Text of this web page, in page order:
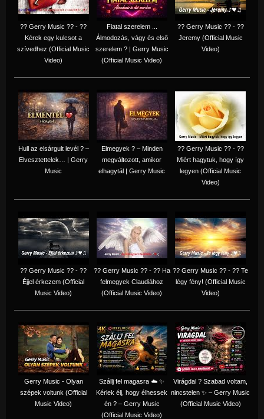
?? Gerry Music ?? - ??
Kérek egy kulcsot a
szívedhez (Official Music
Video)
Fiatal szerelem ...
Álmodozás, vágy és első
szerelem ? | Gerry Music
(Official Music Video)
?? Gerry Music ?? - ??
Jeremy (Official Music
Video)
Hull az elsárgult levél ? –
Elvesztettelek… | Gerry
Music
Elmegyek ? – Minden
megváltozott, amikor
elhagytál | Gerry Music
?? Gerry Music ?? - ??
Miért hagytuk, hogy így
legyen (Official Music
Video)
?? Gerry Music ?? - ??
Éjjel érkezem (Official
Music Video)
?? Gerry Music ?? - ?? Ha
felmegyek Claudiához
(Official Music Video)
?? Gerry Music ?? - ?? Te
légy fény! (Official Music
Video)
Gerry Music - Olyan
szépek voltunk (Official
Music Video)
Szállj fel magasra ☁️ ✨
Kérlek élj, hogy élhessek
én ? – Gerry Music
(Official Music Video)
Virágdal ? Szabad voltam,
nincstelen ✨ – Gerry Music
(Official Music Video)